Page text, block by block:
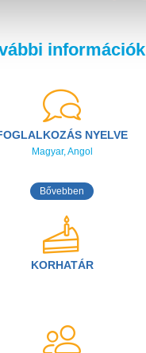
információk
NYELVE
Magyar, Angol
Bővebben
KORHATÁR